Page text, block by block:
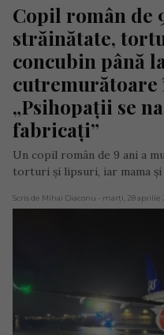
Copil român de
străinătate,
concubin până
cutremurătoare
„Psihopații se
fabricați”
Un copil român de 9 ani a
torturi și lipsuri, iar mama
Scris de Mihai Diaconu - marți, 28 aprilie